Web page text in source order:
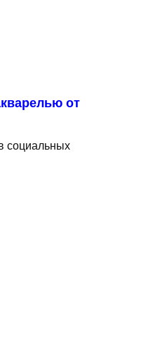
от
социальных